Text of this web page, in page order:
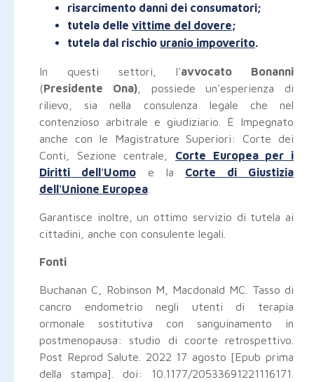
risarcimento danni dei consumatori;
tutela delle vittime del dovere;
tutela dal rischio uranio impoverito.
In questi settori, l'avvocato Bonanni
(Presidente Ona), possiede un'esperienza di
rilievo, sia nella consulenza legale che nel
contenzioso arbitrale e giudiziario. È Impegnato
anche con le Magistrature Superiori: Corte dei
Conti, Sezione centrale, Corte Europea per i
Diritti dell'Uomoe la Corte di Giustizia
dell'Unione Europea
Garantisce inoltre, un ottimo servizio di tutela ai
cittadini, anche con consulente legali.
Fonti
Buchanan C, Robinson M, Macdonald MC. Tasso di
cancro endometrio negli utenti di terapia
ormonale sostitutiva con sanguinamento in
postmenopausa: studio di coorte retrospettivo.
Post Reprod Salute. 2022 17 agosto [Epub prima
della stampa]. doi: 10.1177/20533691221116171.